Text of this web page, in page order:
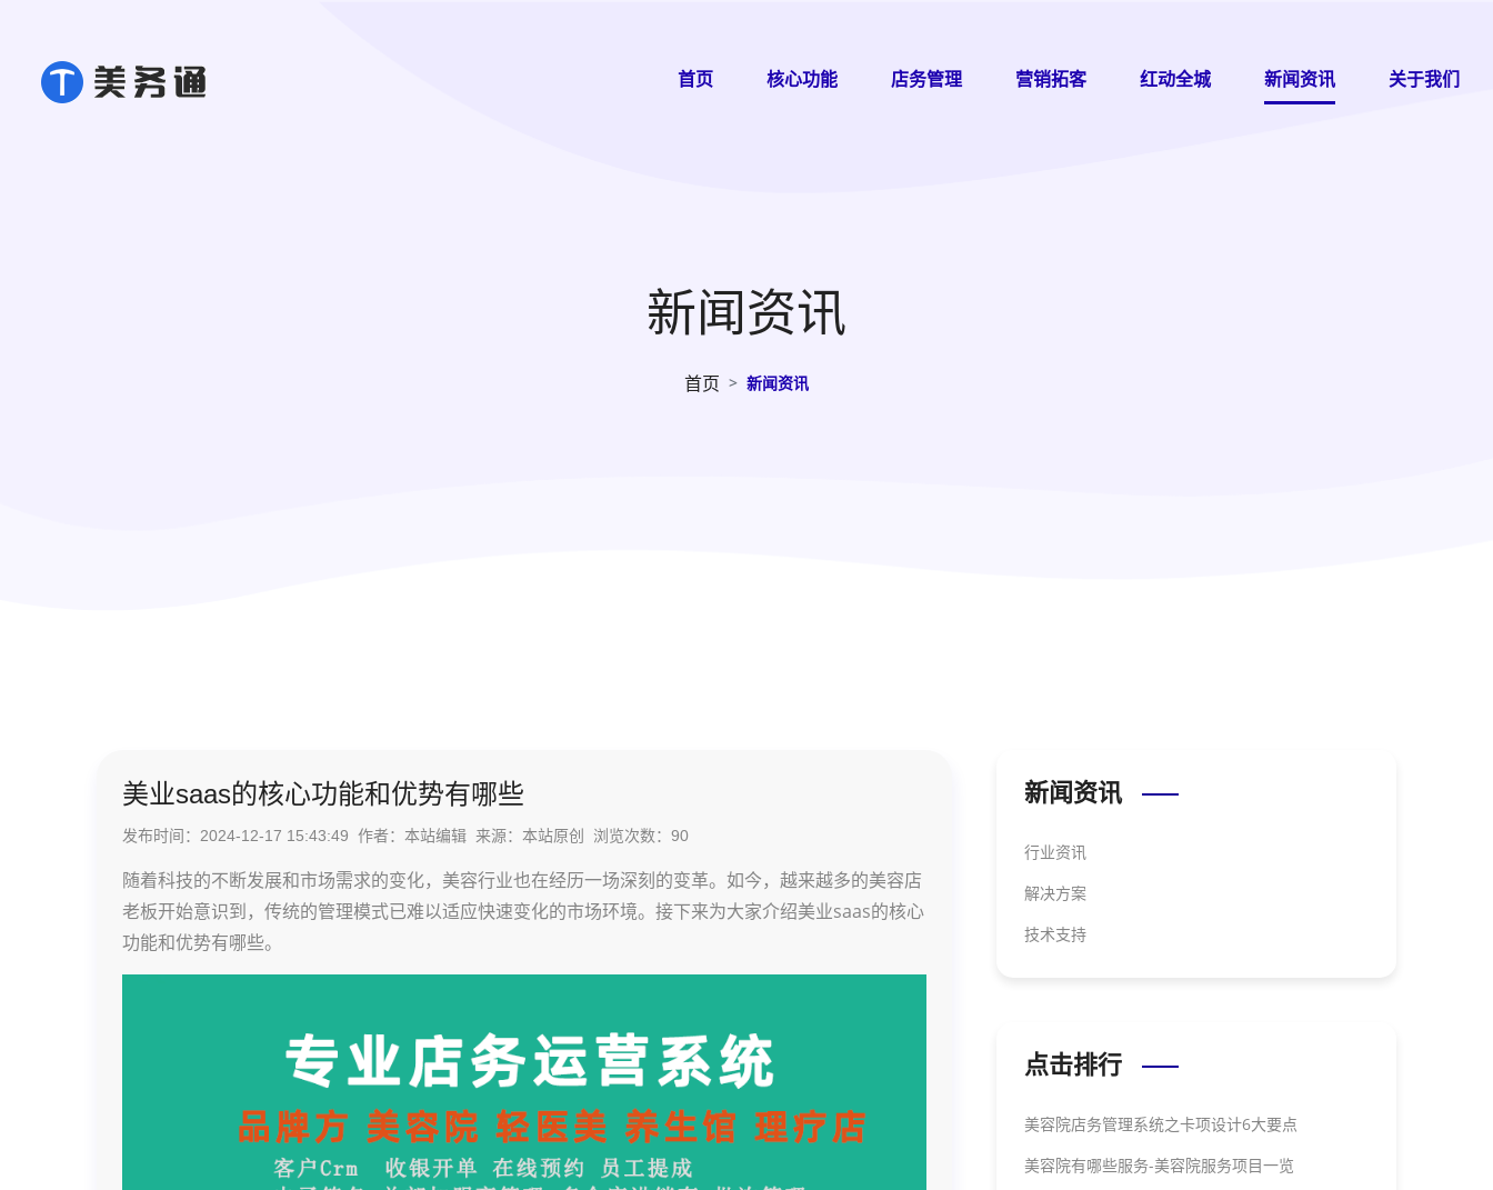
首页 核心功能 店务管理 营销拓客 红动全城 新闻资讯 关于我们
新闻资讯
首页 新闻资讯
美业saas的核心功能和优势有哪些
发布时间：2024-12-17 15:43:49 作者：本站编辑 来源：本站原创 浏览次数： 90
随着科技的不断发展和市场需求的变化，美容行业也在经历一场深刻的变革。如今，越来越多的美容店
老板开始意识到，传统的管理模式已难以适应快速变化的市场环境。接下来为大家介绍美业saas的核心
功能和优势有哪些。
新闻资讯
行业资讯
解决方案
技术支持
点击排行
美容院店务管理系统之卡项设计6大要点
美容院有哪些服务-美容院服务项目一览